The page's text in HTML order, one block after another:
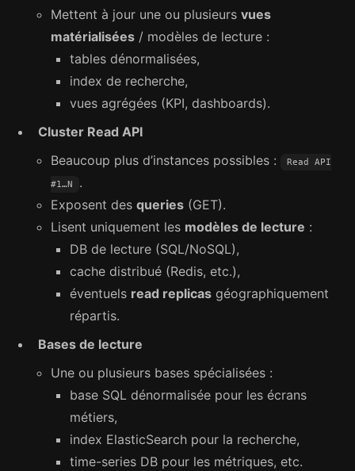
Mettent à jour une ou plusieurs vues
matérialisées / modèles de lecture :
tables dénormalisées,
index de recherche,
vues agrégées (KPI, dashboards).
Cluster Read API
Beaucoup plus d’instances possibles :
Read API
#1…N
.
Exposent des queries (GET).
Lisent uniquement les modèles de lecture :
DB de lecture (SQL/NoSQL),
cache distribué (Redis, etc.),
éventuels read replicas géographiquement
répartis.
Bases de lecture
Une ou plusieurs bases spécialisées :
base SQL dénormalisée pour les écrans
métiers,
index ElasticSearch pour la recherche,
time-series DB pour les métriques, etc.